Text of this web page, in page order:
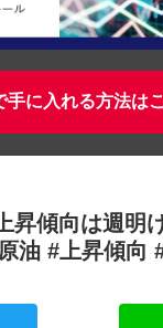
手に入れる方法は
昇傾向は週明
油 #上昇傾向